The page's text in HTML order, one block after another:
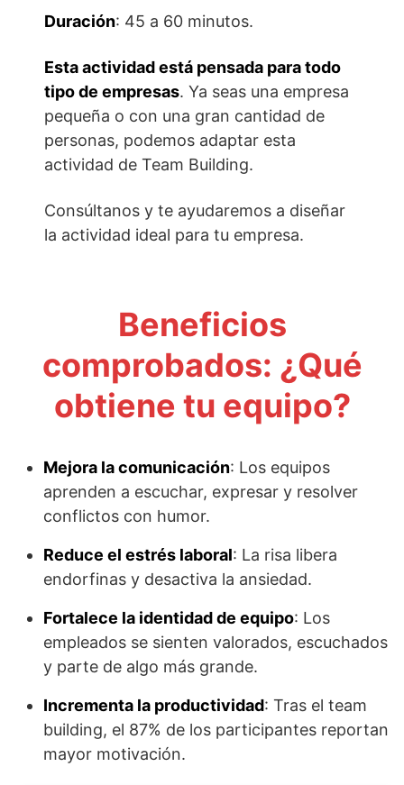
Duración: 45 a 60 minutos.
Esta actividad está pensada para todo
tipo de empresas. Ya seas una empresa
pequeña o con una gran cantidad de
personas, podemos adaptar esta
actividad de Team Building.
Consúltanos y te ayudaremos a diseñar
la actividad ideal para tu empresa.
Beneficios
comprobados: ¿Qué
obtiene tu equipo?
Mejora la comunicación: Los equipos
aprenden a escuchar, expresar y resolver
conflictos con humor.
Reduce el estrés laboral: La risa libera
endorfinas y desactiva la ansiedad.
Fortalece la identidad de equipo: Los
empleados se sienten valorados, escuchados
y parte de algo más grande.
Incrementa la productividad: Tras el team
building, el 87% de los participantes reportan
mayor motivación.